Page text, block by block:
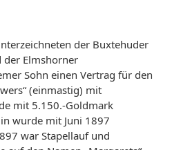
der Buxtehuder
der Elmshorner
Sohn einen Vertrag für den
(einmastig) mit
mit 5.150.-Goldmark
wurde mit Juni 1897
war Stapellauf und